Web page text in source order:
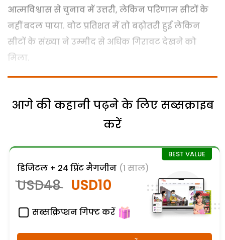
आत्मविश्वास से चुनाव में उत्तरी, लेकिन परिणाम सीटों के
नहीं बदल पाया. वोट प्रतिशत में तो बढ़ोतरी हुई लेकिन
सीटों के संख्या ने उम्मीद से अधिक गिरावट देखने को
मिला.
आगे की कहानी पढ़ने के लिए सब्सक्राइब
करें
डिजिटल + 24 प्रिंट मैगजीन (1 साल)
USD48 USD10
सब्सक्रिप्शन गिफ्ट करें